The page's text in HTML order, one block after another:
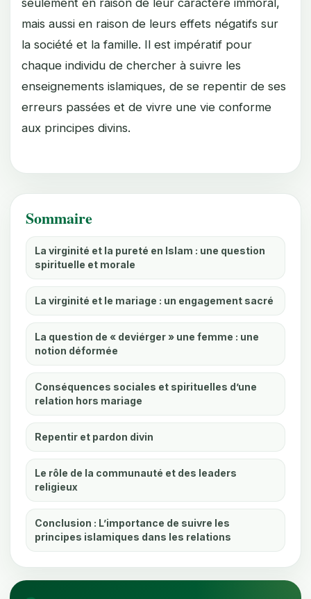
mais aussi en raison de leurs effets négatifs sur
la société et la famille. Il est impératif pour
chaque individu de chercher à suivre les
enseignements islamiques, de se repentir de ses
erreurs passées et de vivre une vie conforme
aux principes divins.
Sommaire
La virginité et la pureté en Islam : une question
spirituelle et morale
La virginité et le mariage : un engagement sacré
La question de « deviérger » une femme : une
notion déformée
Conséquences sociales et spirituelles d’une
relation hors mariage
Repentir et pardon divin
Le rôle de la communauté et des leaders
religieux
Conclusion : L’importance de suivre les
principes islamiques dans les relations